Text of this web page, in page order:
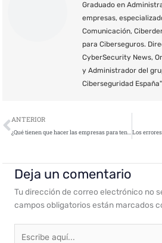
Graduado en
empresas,
Comunicación,
para Ciberseguros.
CyberSecurity News,
y Administrador del
Ciberseguridad España"
Ant
ANTERIOR
¿Qué tienen que hacer las empresas para tener sus dispositivos móviles seguros?
Deja un comentario
Tu dirección de correo electrónico no
campos obligatorios están marcados